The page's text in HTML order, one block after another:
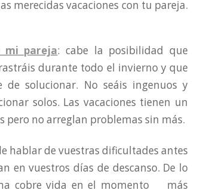
merecidas vacaciones con tu pareja.
mi pareja: cabe la posibilidad que
durante todo el invierno y que
solucionar. No seáis ingenuos y
solos. Las vacaciones tienen un
no arreglan problemas sin más.
hablar de vuestras dificultades antes
en vuestros días de descanso. De lo
cobre vida en el momento más